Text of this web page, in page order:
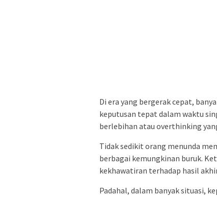
Di era yang bergerak cepat,
keputusan tepat dalam waktu
berlebihan atau overthinking
Tidak sedikit orang menunda
berbagai kemungkinan buruk.
kekhawatiran terhadap hasil
Padahal, dalam banyak situasi,